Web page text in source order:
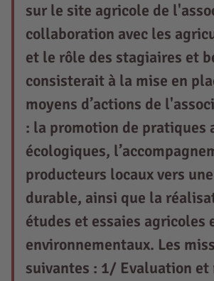
sur le site agricole de
collaboration avec les
et le rôle des stagiaires et
consisterait à la mise en
moyens d’actions de
: la promotion de pratiques
écologiques,
producteurs locaux vers
durable, ainsi que la
études et essaies agricoles
environnementaux. Les
suivantes : 1/ Evaluation